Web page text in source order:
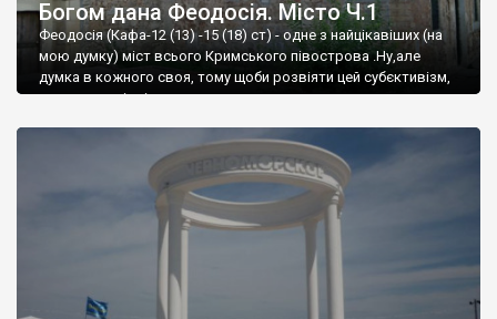
Богом дана Феодосія. Місто Ч.1
Феодосія (Кафа-12 (13) -15 (18) ст) - одне з найцікавіших (на
мою думку) міст всього Кримського півострова .Ну,але
думка в кожного своя, тому щоби розвіяти цей субєктивізм,
запрошую відвідати це